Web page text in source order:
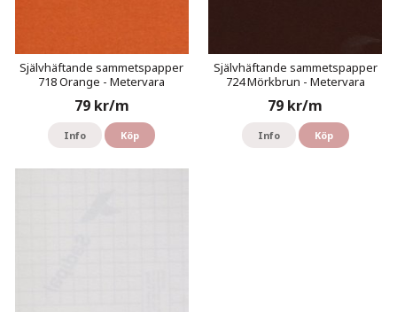
Självhäftande sammetspapper
718 Orange - Metervara
79 kr/m
Info Köp
Självhäftande sammetspapper
724 Mörkbrun - Metervara
79 kr/m
Info Köp